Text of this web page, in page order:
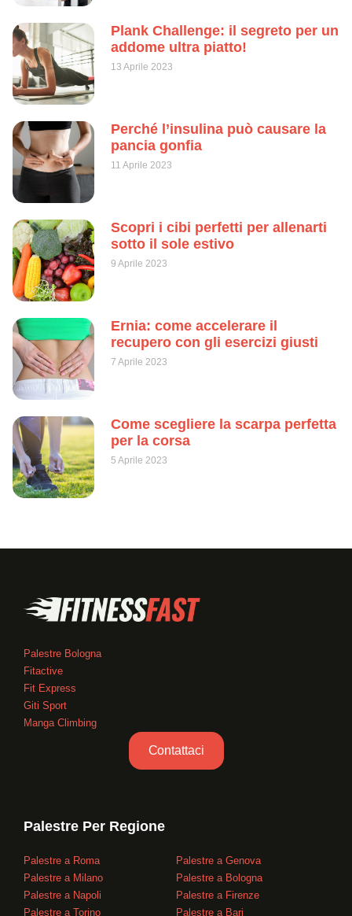
Plank Challenge: il segreto per un
addome ultra piatto!
13 Aprile 2023
Perché l’insulina può causare la
pancia gonfia
11 Aprile 2023
Scopri i cibi perfetti per allenarti
sotto il sole estivo
9 Aprile 2023
Ernia: come accelerare il
recupero con gli esercizi giusti
7 Aprile 2023
Come scegliere la scarpa perfetta
per la corsa
5 Aprile 2023
Palestre Bologna
Fitactive
Fit Express
Giti Sport
Manga Climbing
Contattaci
Palestre Per Regione
Palestre a Roma
Palestre a Milano
Palestre a Napoli
Palestre a Torino
Palestre a Genova
Palestre a Bologna
Palestre a Firenze
Palestre a Bari